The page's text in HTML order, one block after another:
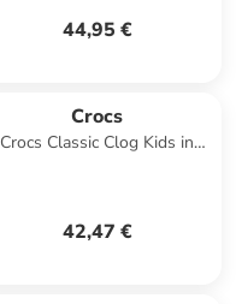
44,95 €
Crocs
Crocs Classic Clog Kids in
42,47 €